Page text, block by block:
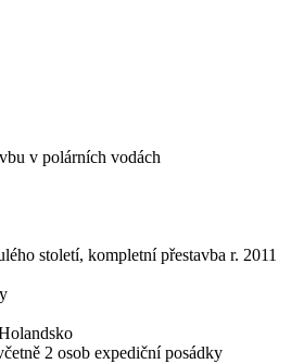
v polárních vodách
století, kompletní přestavba r. 2011
2 osob expediční posádky